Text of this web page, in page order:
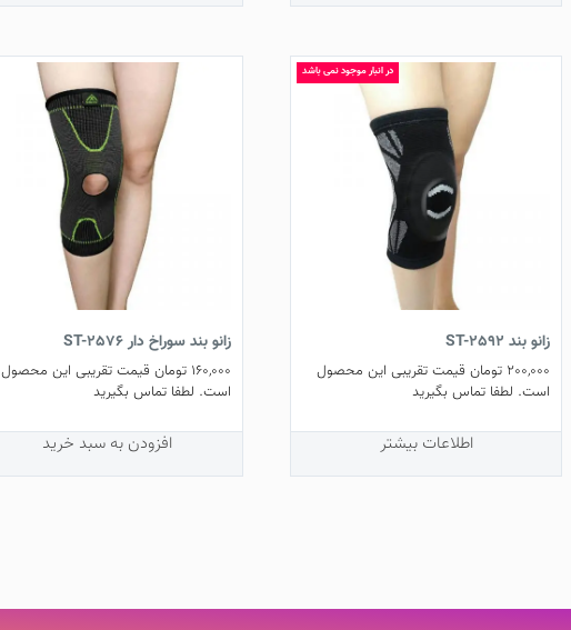
در انبار موجود نمی باشد
زانو بند ST-2592
200,000 تومانقیمت تقریبی این محصول
است. لطفا تماس بگیرید
اطلاعات بیشتر
زانو بند سوراخ دار ST-2576
160,000 تومانقیمت تقریبی این محصول
است. لطفا تماس بگیرید
افزودن به سبد خرید